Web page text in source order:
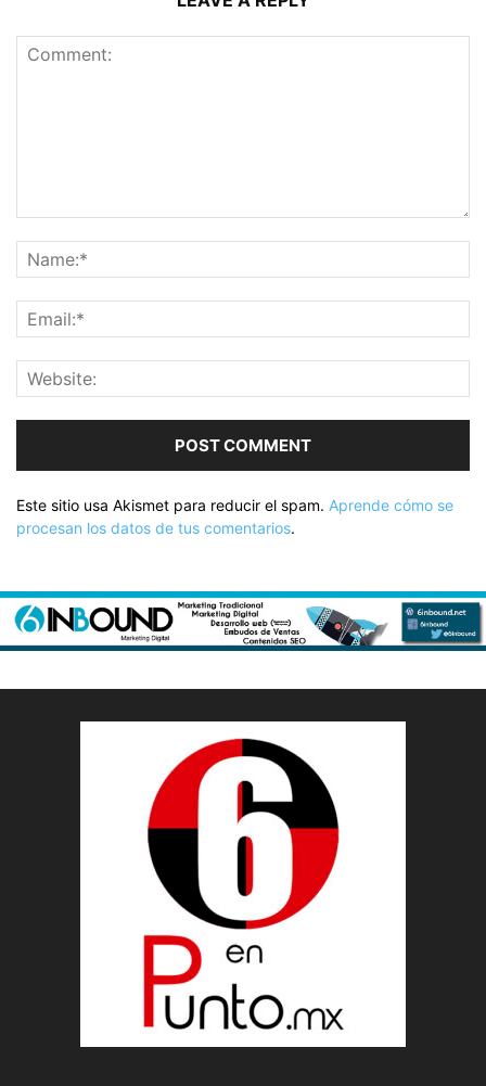
Este sitio usa Akismet para reducir el spam. Aprende cómo se
procesan los datos de tus comentarios.